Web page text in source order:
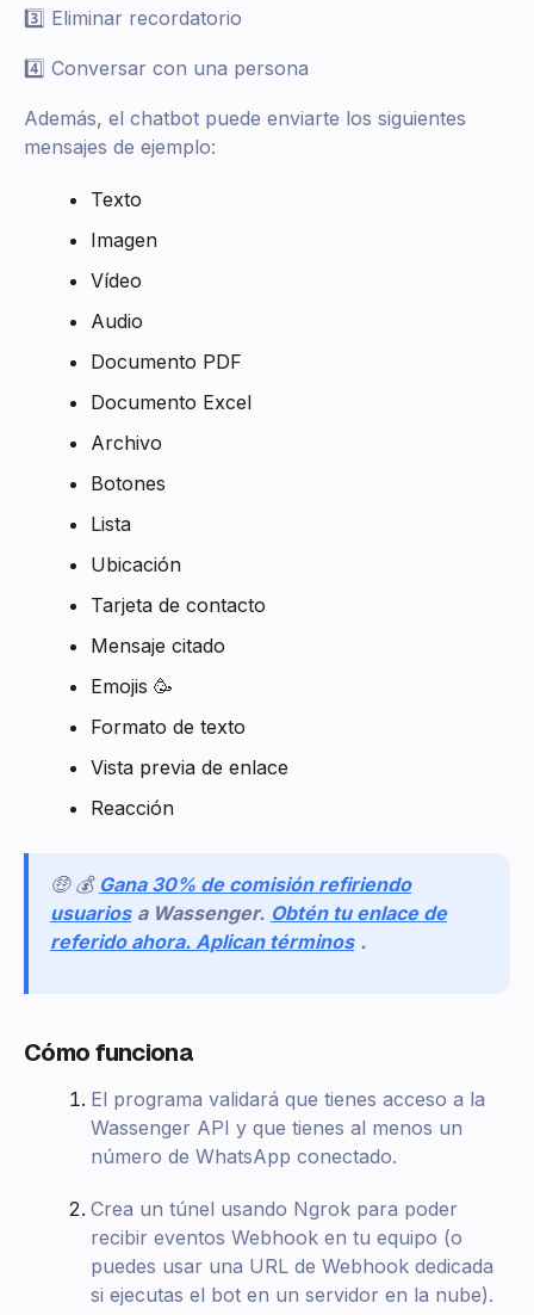
3️⃣ Eliminar recordatorio
4️⃣ Conversar con una persona
Además, el chatbot puede enviarte los siguientes
mensajes de ejemplo:
Texto
Imagen
Vídeo
Audio
Documento PDF
Documento Excel
Archivo
Botones
Lista
Ubicación
Tarjeta de contacto
Mensaje citado
Emojis 🥳
Formato de texto
Vista previa de enlace
Reacción
🤑 💰 Gana 30% de comisión refiriendo
usuarios a Wassenger. Obtén tu enlace de
referido ahora. Aplican términos .
Cómo funciona
El programa validará que tienes acceso a la
Wassenger API y que tienes al menos un
número de WhatsApp conectado.
Crea un túnel usando Ngrok para poder
recibir eventos Webhook en tu equipo (o
puedes usar una URL de Webhook dedicada
si ejecutas el bot en un servidor en la nube).